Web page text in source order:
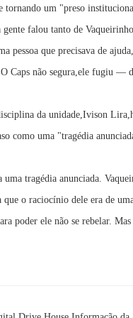
tornando um "preso
falou tanto de
pessoa que precisava de
Caps não segura,ele fugiu —
da unidade,Ivison
como uma "tragédia
tragédia anunciada.
o raciocínio dele era de
poder ele não se rebelar.